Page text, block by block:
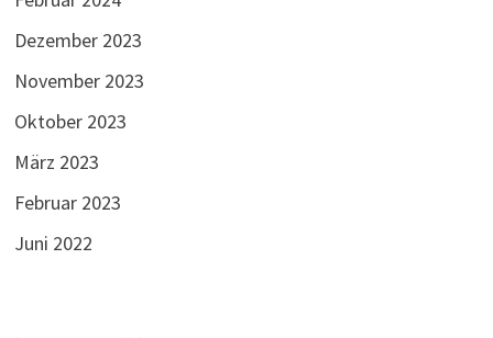
Dezember 2023
November 2023
Oktober 2023
März 2023
Februar 2023
Juni 2022